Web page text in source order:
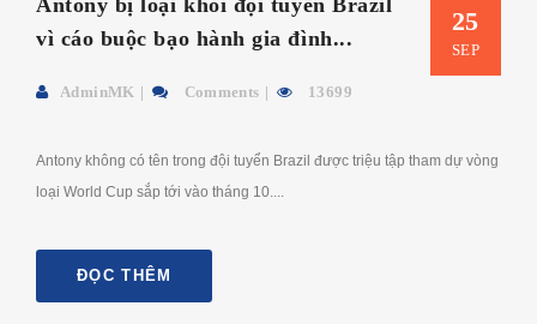
25
SEP
vì cáo buộc bạo hành gia đình...
AdminMK Comments 13699
Antony không có tên trong đội tuyển Brazil được triệu tập tham dự vòng
loại World Cup sắp tới vào tháng 10....
ĐỌC THÊM